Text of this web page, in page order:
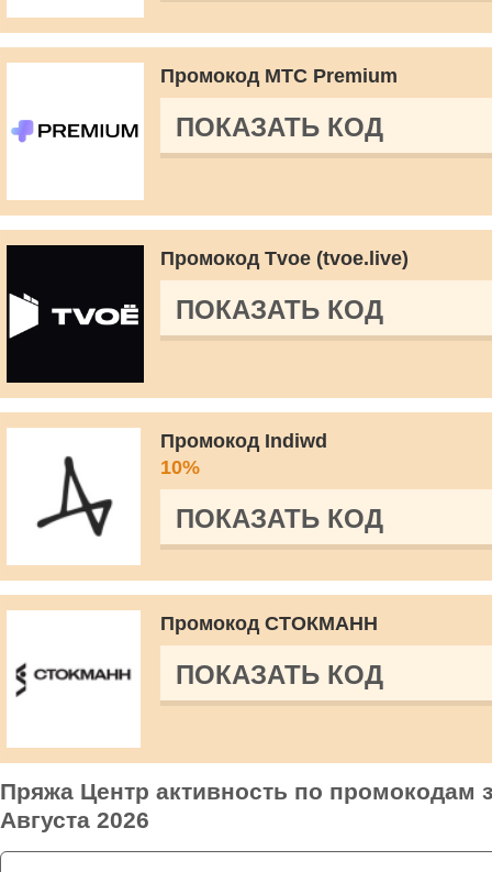
Промокод МТС Premium
ПОКАЗАТЬ КОД
Промокод Tvoe (tvoe.live)
ПОКАЗАТЬ КОД
Промокод Indiwd
10%
ПОКАЗАТЬ КОД
Промокод СТОКМАНН
ПОКАЗАТЬ КОД
Пряжа Центр активность по промокодам
Августа 2026